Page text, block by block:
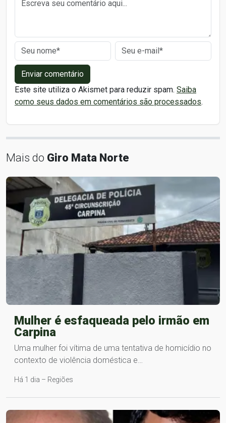
Enviar comentário
Este site utiliza o Akismet para reduzir spam. Saiba
como seus dados em comentários são processados.
Mais do Giro Mata Norte
Mulher é esfaqueada pelo irmão em
Carpina
Uma mulher foi vítima de uma tentativa de homicídio no
contexto de violência doméstica e…
Há 1 dia – Regiões